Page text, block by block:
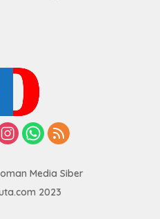
Media Siber
2023